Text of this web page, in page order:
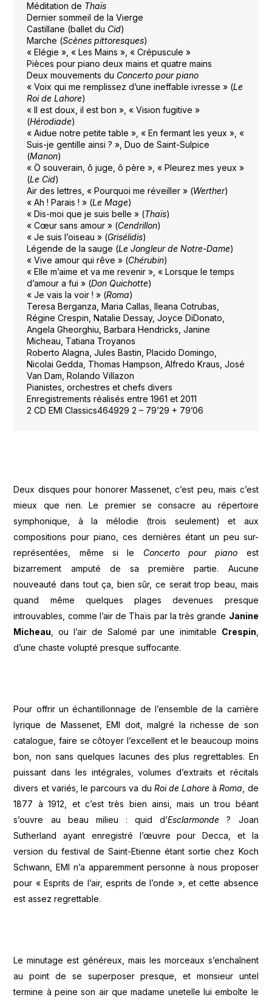
Méditation de Thaïs
Dernier sommeil de la Vierge
Castillane (ballet du Cid)
Marche (Scènes pittoresques)
« Elégie », « Les Mains », « Crépuscule »
Pièces pour piano deux mains et quatre mains
Deux mouvements du Concerto pour piano
« Voix qui me remplissez d’une ineffable ivresse » (Le
Roi de Lahore)
« Il est doux, il est bon », « Vision fugitive »
(Hérodiade)
« Aidue notre petite table », « En fermant les yeux », «
Suis-je gentille ainsi ? », Duo de Saint-Sulpice
(Manon)
« Ö souverain, ô juge, ô père », « Pleurez mes yeux »
(Le Cid)
Air des lettres, « Pourquoi me réveiller » (Werther)
« Ah ! Parais ! » (Le Mage)
« Dis-moi que je suis belle » (Thaïs)
« Cœur sans amour » (Cendrillon)
« Je suis l’oiseau » (Grisélidis)
Légende de la sauge (Le Jongleur de Notre-Dame)
« Vive amour qui rêve » (Chérubin)
« Elle m’aime et va me revenir », « Lorsque le temps
d’amour a fui » (Don Quichotte)
« Je vais la voir ! » (Roma)
Teresa Berganza, Maria Callas, Ileana Cotrubas,
Régine Crespin, Natalie Dessay, Joyce DiDonato,
Angela Gheorghiu, Barbara Hendricks, Janine
Micheau, Tatiana Troyanos
Roberto Alagna, Jules Bastin, Placido Domingo,
Nicolai Gedda, Thomas Hampson, Alfredo Kraus, José
Van Dam, Rolando Villazon
Pianistes, orchestres et chefs divers
Enregistrements réalisés entre 1961 et 2011
2 CD EMI Classics464929 2 – 79’29 + 79’06
Deux disques pour honorer Massenet, c’est peu, mais c’est
mieux que rien. Le premier se consacre au répertoire
symphonique, à la mélodie (trois seulement) et aux
compositions pour piano, ces dernières étant un peu sur-
représentées, même si le Concerto pour piano est
bizarrement amputé de sa première partie. Aucune
nouveauté dans tout ça, bien sûr, ce serait trop beau, mais
quand même quelques plages devenues presque
introuvables, comme l’air de Thaïs par la très grande Janine
Micheau , ou l’air de Salomé par une inimitable Crespin
d’une chaste volupté presque suffocante.
Pour offrir un échantillonnage de l’ensemble de la carrière
lyrique de Massenet, EMI doit, malgré la richesse de son
catalogue, faire se côtoyer l’excellent et le beaucoup moins
bon, non sans quelques lacunes des plus regrettables. En
puissant dans les intégrales, volumes d’extraits et récitals
divers et variés, le parcours va du Roi de Lahore àRoma , de
1877 à 1912, et c’est très bien ainsi, mais un trou béant
s’ouvre au beau milieu : quid d’Esclarmonde ? Joan
Sutherland ayant enregistré l’œuvre pour Decca, et la
version du festival de Saint-Etienne étant sortie chez Koch
Schwann, EMI n’a apparemment personne à nous proposer
pour « Esprits de l’air, esprits de l’onde », et cette absence
est assez regrettable.
Le minutage est généreux, mais les morceaux s’enchaînent
au point de se superposer presque, et monsieur untel
termine à peine son air que madame unetelle lui emboîte le